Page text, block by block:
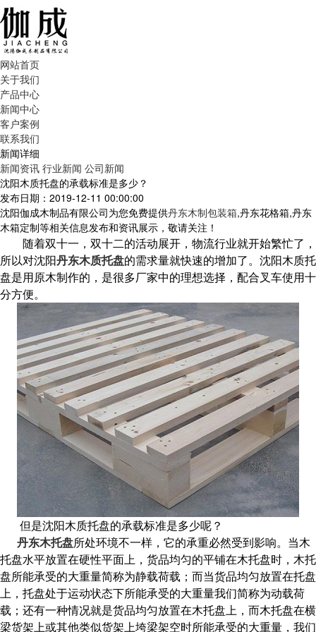
网站首页
关于我们
产品中心
新闻中心
客户案例
联系我们
新闻详细
新闻资讯 行业新闻 公司新闻
沈阳木质托盘的承载标准是多少？
发布日期：2019-12-11 00:00:00
沈阳伽成木制品有限公司为您免费提供丹东木制包装箱,丹东花格箱,丹东
木箱定制等相关信息发布和资讯展示，敬请关注！
随着双十一，双十二的活动展开，物流行业就开始繁忙了，
所以对沈阳丹东木质托盘的需求量就快速的增加了。沈阳木质托
盘是用原木制作的，是很多厂家中的理想选择，配合叉车使用十
分方便。
但是沈阳木质托盘的承载标准是多少呢？
丹东木托盘所处环境不一样，它的承重必然受到影响。当木
托盘水平放置在硬性平面上，货品均匀的平铺在木托盘时，木托
盘所能承受的大重量简称为静载荷载；而当货品均匀放置在托盘
上，托盘处于运动状态下所能承受的大重量我们简称为动载荷
载；还有一种情况就是货品均匀放置在木托盘上，而木托盘在横
梁货架上或其他类似货架上垮梁架空时所能承受的大重量，我们